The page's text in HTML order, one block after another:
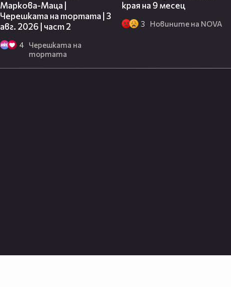
Маркова-Маца |
Черешката на тортата | 3
авг. 2026 | част 2
4
Черешката на
тортата
края на 9 месец
3 Новините на NOVA